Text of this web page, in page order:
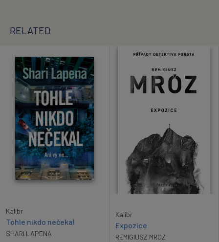
RELATED
Kalibr
Tohle nikdo nečekal
SHARI LAPENA
Kalibr
Expozice
REMIGIUSZ MROZ